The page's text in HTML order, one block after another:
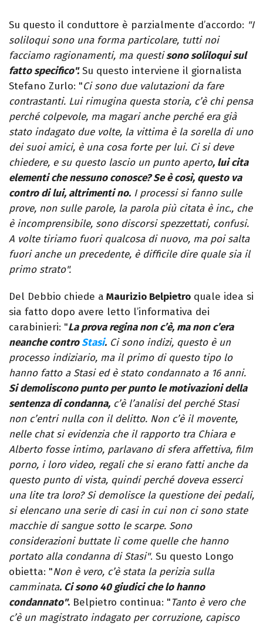
Su questo il conduttore è parzialmente d’accordo: "I
soliloqui sono una forma particolare, tutti noi
facciamo ragionamenti, ma questisono soliloqui sul
fatto specifico".Su questo interviene il giornalista
Stefano Zurlo: "Ci sono due valutazioni da fare
contrastanti. Lui rimugina questa storia, c’è chi pensa
perché colpevole, ma magari anche perché era già
stato indagato due volte, la vittima è la sorella di uno
dei suoi amici, è una cosa forte per lui. Ci si deve
chiedere, e su questo lascio un punto aperto, lui cita
elementi che nessuno conosce? Se è così, questo va
contro di lui, altrimenti no. I processi si fanno sulle
prove, non sulle parole, la parola più citata è inc., che
è incomprensibile, sono discorsi spezzettati, confusi.
A volte tiriamo fuori qualcosa di nuovo, ma poi salta
fuori anche un precedente, è difficile dire quale sia il
primo strato".
Del Debbio chiede a Maurizio Belpietro quale idea si
sia fatto dopo avere letto l’informativa dei
carabinieri: "La prova regina non c’è, ma non c’era
neanche controStasi. Ci sono indizi, questo è un
processo indiziario, ma il primo di questo tipo lo
hanno fatto a Stasi ed è stato condannato a 16 anni.
Si demoliscono punto per punto le motivazioni della
sentenza di condanna, c’è l’analisi del perché Stasi
non c’entri nulla con il delitto. Non c’è il movente,
nelle chat si evidenzia che il rapporto tra Chiara e
Alberto fosse intimo, parlavano di sfera affettiva, film
porno, i loro video, regali che si erano fatti anche da
questo punto di vista, quindi perché doveva esserci
una lite tra loro? Si demolisce la questione dei pedali,
si elencano una serie di casi in cui non ci sono state
macchie di sangue sotto le scarpe. Sono
considerazioni buttate lì come quelle che hanno
portato alla condanna di Stasi". Su questo Longo
obietta: "Non è vero, c’è stata la perizia sulla
camminata. Ci sono 40 giudici che lo hanno
condannato". Belpietro continua: "Tanto è vero che
c’è un magistrato indagato per corruzione, capisco